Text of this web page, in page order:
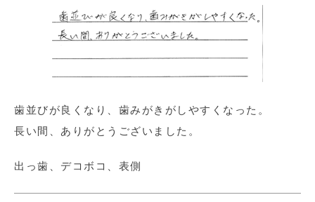
歯並びが良くなり、歯みがきがしやすくなった。
長い間、ありがとうございました。
出っ歯、デコボコ、表側